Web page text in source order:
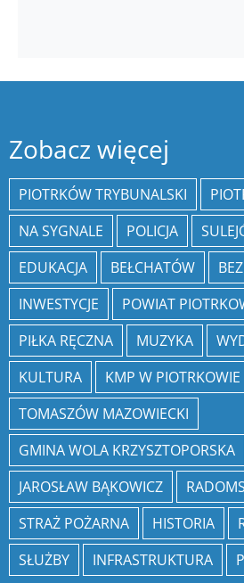
Zobacz więcej
PIOTRKÓW TRYBUNALSKI
NA SYGNALE
POLICJA
EDUKACJA
BEŁCHATÓW
INWESTYCJE
POWIAT
PIŁKA RĘCZNA
MUZYKA
KULTURA
KMP W PIOTRKOWIE
TOMASZÓW MAZOWIECKI
GMINA WOLA KRZYSZTOPORSKA
JAROSŁAW BĄKOWICZ
STRAŻ POŻARNA
HISTORIA
SŁUŻBY
INFRASTRUKTURA